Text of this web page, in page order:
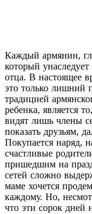
Каждый армянин,
который
отца. В настоящее
это только лишний
традицией
ребенка, является
видят лишь члены
показать друзьям,
Покупается наряд,
счастливые
пришедшим на
сетей сложно
маме хочется
каждому. Но,
что эти сорок дней